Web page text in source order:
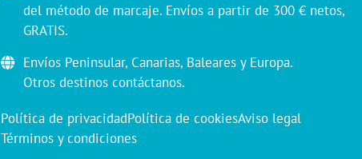
del método de marcaje. Envíos a partir de 300 € netos,
GRATIS.
Envíos Peninsular, Canarias, Baleares y Europa.
Otros destinos contáctanos.
Política de privacidadPolítica de cookiesAviso legal
Términos y condiciones